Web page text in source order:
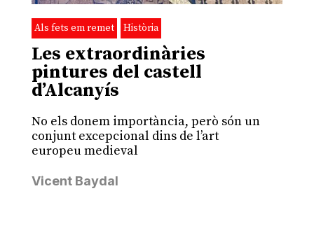
Als fets em remet Història
Les extraordinàries
pintures del castell
d’Alcanyís
No els donem importància, però són un
conjunt excepcional dins de l’art
europeu medieval
Vicent Baydal